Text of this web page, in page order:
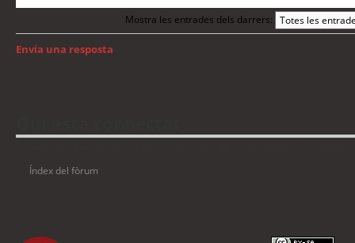
Mostra les entrades dels darrers:
Envia una resposta
Índex del fòrum